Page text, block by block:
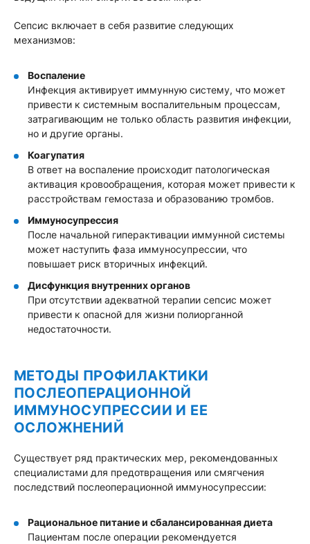
Сепсис включает в себя развитие следующих
механизмов:
Воспаление
Инфекция активирует иммунную систему, что может
привести к системным воспалительным процессам,
затрагивающим не только область развития инфекции,
но и другие органы.
Коагупатия
В ответ на воспаление происходит патологическая
активация кровообращения, которая может привести к
расстройствам гемостаза и образованию тромбов.
Иммуносупрессия
После начальной гиперактивации иммунной системы
может наступить фаза иммуносупрессии, что
повышает риск вторичных инфекций.
Дисфункция внутренних органов
При отсутствии адекватной терапии сепсис может
привести к опасной для жизни полиорганной
недостаточности.
МЕТОДЫ ПРОФИЛАКТИКИ
ПОСЛЕОПЕРАЦИОННОЙ
ИММУНОСУПРЕССИИ И ЕЕ
ОСЛОЖНЕНИЙ
Существует ряд практических мер, рекомендованных
специалистами для предотвращения или смягчения
последствий послеоперационной иммуносупрессии:
Рациональное питание и сбалансированная диета
Пациентам после операции рекомендуется